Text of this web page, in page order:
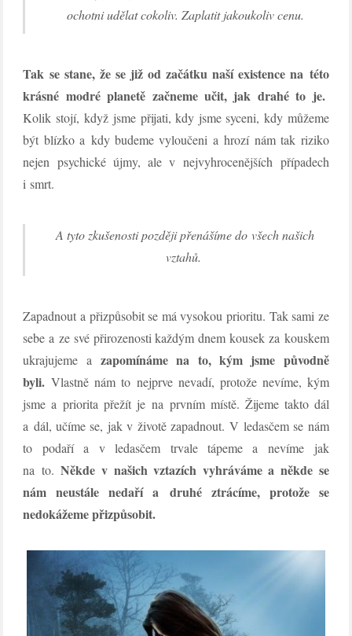
ochotni udělat cokoliv. Zaplatit jakoukoliv cenu.
Tak se stane, že se již od začátku naší existence na této
krásné modré planetě začneme učit, jak drahé to je.
Kolik stojí, kdyžjsme přijati, kdy jsme syceni, kdy můžeme
být blízko a kdy budeme vyloučeni a hrozí nám tak riziko
nejen psychické újmy, ale v nejvyhrocenějších případech
i smrt.
A tyto zkušenosti později přenášíme do všech našich
vztahů.
Zapadnout a přizpůsobit se má vysokou prioritu. Tak sami ze
sebe a ze své přirozenosti každým dnem kousek za kouskem
ukrajujeme a zapomínáme na to, kým jsme původně
byli. Vlastně nám to nejprve nevadí, protože nevíme, kým
jsme a priorita přežít je na prvním místě. Žijeme takto dál
a dál, učíme se, jak v životě zapadnout. V ledasčem se nám
to podaří a v ledasčem trvale tápeme a nevíme jak
na to.Někde v našich vztazích vyhráváme a někde se
nám neustále nedaří a druhé ztrácíme, protože se
nedokážeme přizpůsobit.